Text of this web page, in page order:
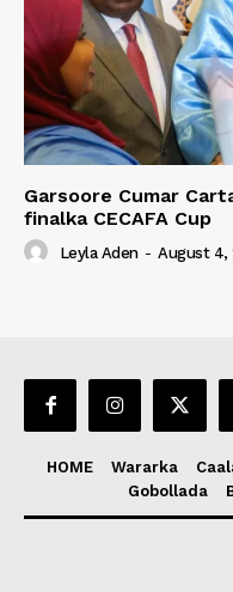
Garsoore Cumar
finalka CECAFA Cup
Leyla Aden - August 4,
HOME Wararka
Gobollada